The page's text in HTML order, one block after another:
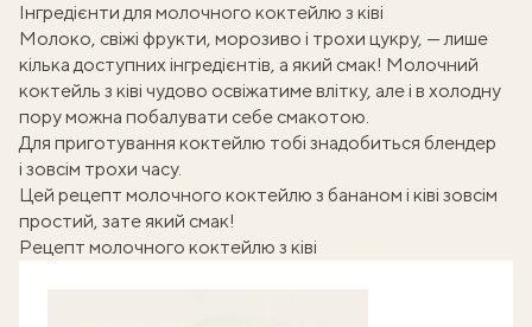
Інгредієнти для молочного коктейлю з ківі
Молоко, свіжі фрукти, морозиво і трохи цукру, — лише
кілька доступних інгредієнтів, а який смак! Молочний
коктейль з ківі чудово освіжатиме влітку, але і в холодну
пору можна побалувати себе смакотою.
Для приготування коктейлю тобі знадобиться блендер
і зовсім трохи часу.
Цей рецепт молочного коктейлю з бананом і ківі зовсім
простий, зате який смак!
Рецепт молочного коктейлю з ківі